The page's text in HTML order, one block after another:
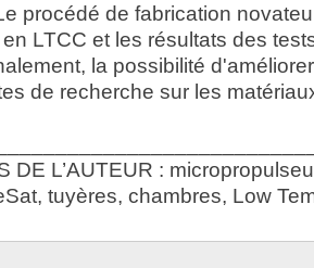
procédé de fabrication
LTCC et les résultats des
la possibilité
de recherche sur les
DE L’AUTEUR :
tuyères, chambres, Low